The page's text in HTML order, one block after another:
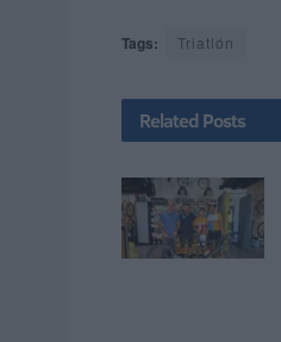
Tags: Triatlón
Related Posts